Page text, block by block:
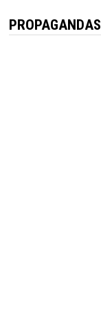
PROPAGANDAS